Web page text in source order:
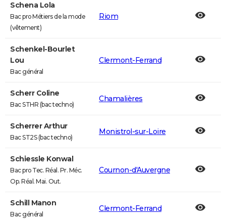
Schena Lola
Bac pro Métiers de la mode
(vêtement)
Riom
Schenkel-Bourlet
Lou
Bac général
Clermont-Ferrand
Scherr Coline
Bac STHR (bac techno)
Chamalières
Scherrer Arthur
Bac ST2S (bac techno)
Monistrol-sur-Loire
Schiessle Konwal
Bac pro Tec. Réal. Pr. Méc.
Op. Réal. Mai. Out.
Cournon-d'Auvergne
Schill Manon
Bac général
Clermont-Ferrand